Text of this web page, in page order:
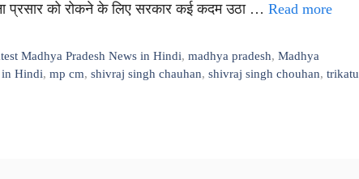
प्रसार को रोकने के लिए सरकार कई कदम उठा … Read more
Madhya Pradesh News in Hindi,madhya pradesh,Madhya
in Hindi, mp cm, shivraj singh chauhan, shivraj singh chouhan, trikatu